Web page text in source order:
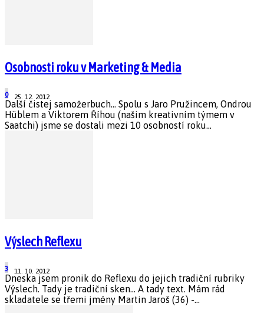
Osobnosti roku v Marketing & Media
25. 12. 2012
0
Další čistej samožerbuch... Spolu s Jaro Pružincem, Ondrou
Hüblem a Viktorem Říhou (našim kreativním týmem v
Saatchi) jsme se dostali mezi 10 osobností roku...
Výslech Reflexu
11. 10. 2012
3
Dneska jsem pronik do Reflexu do jejich tradiční rubriky
Výslech. Tady je tradiční sken... A tady text. Mám rád
skladatele se třemi jmény Martin Jaroš (36) -...